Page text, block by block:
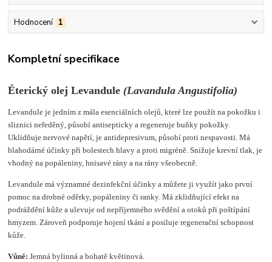
Hodnocení 1
Kompletní specifikace
Éterický olej Levandule (Lavandula Angustifolia)
Levandule je jedním z mála esenciálních olejů, které lze použít na pokožku i
sliznici neředěný, působí antisepticky a regeneruje buňky pokožky.
Uklidňuje nervové napětí, je antidepresivum, působí proti nespavosti. Má
blahodárné účinky při bolestech hlavy a proti migréně. Snižuje krevní tlak, je
vhodný na popáleniny, hnisavé rány a na rány všeobecně.
Levandule má významné dezinfekční účinky a můžete ji využít jako první
pomoc na drobné oděrky, popáleniny či ranky. Má zklidňující efekt na
podráždění kůže a ulevuje od nepříjemného svědění a otoků při poštípání
hmyzem. Zároveň podporuje hojení tkání a posiluje regenerační schopnost
kůže.
Vůně:Jemná bylinná a bohatě květinová.